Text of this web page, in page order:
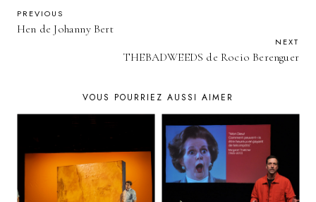
PREVIOUS
Hen de Johanny Bert
NEXT
THEBADWEEDS de Rocio Berenguer
VOUS POURRIEZ AUSSI AIMER